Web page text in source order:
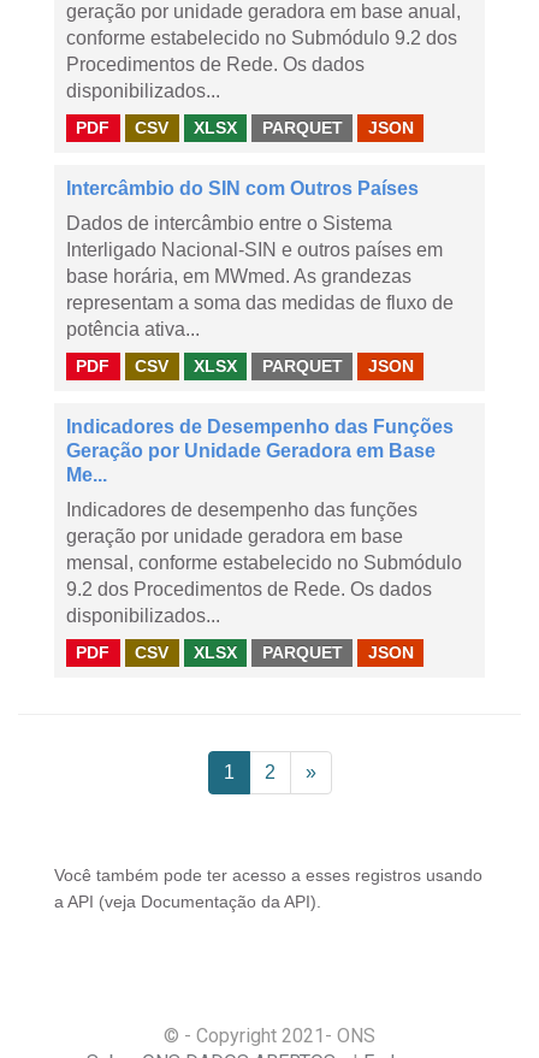
geração por unidade geradora em base anual,
conforme estabelecido no Submódulo 9.2 dos
Procedimentos de Rede. Os dados
disponibilizados...
PDF CSV XLSX PARQUET JSON
Intercâmbio do SIN com Outros Países
Dados de intercâmbio entre o Sistema
Interligado Nacional-SIN e outros países em
base horária, em MWmed. As grandezas
representam a soma das medidas de fluxo de
potência ativa...
PDF CSV XLSX PARQUET JSON
Indicadores de Desempenho das Funções
Geração por Unidade Geradora em Base
Me...
Indicadores de desempenho das funções
geração por unidade geradora em base
mensal, conforme estabelecido no Submódulo
9.2 dos Procedimentos de Rede. Os dados
disponibilizados...
PDF CSV XLSX PARQUET JSON
1 2 »
Você também pode ter acesso a esses registros usando
a API (veja Documentação da API ).
© - Copyright 2021 - ONS